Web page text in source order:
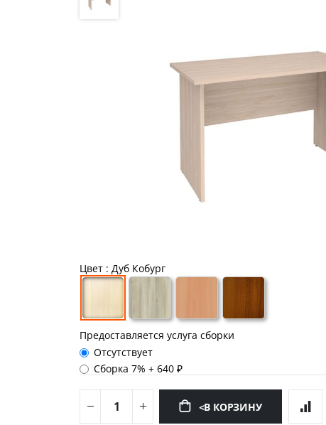
перейти
Цвет : Дуб Кобург
Предоставляется услуга сборки
Отсутствует
Сборка 7%+640 ₽
<В КОРЗИНУ